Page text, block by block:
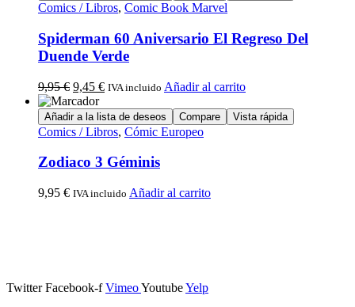
Comics / Libros, Comic Book Marvel
Spiderman 60 Aniversario El Regreso Del
Duende Verde
9,95€ 9,45 € IVA incluido Añadir al carrito
Añadir a la lista de deseos Compare Vista rápida
Comics / Libros, Cómic Europeo
Zodiaco 3 Géminis
9,95 € IVA incluido Añadir al carrito
Twitter Facebook-f VimeoYoutubeYelp